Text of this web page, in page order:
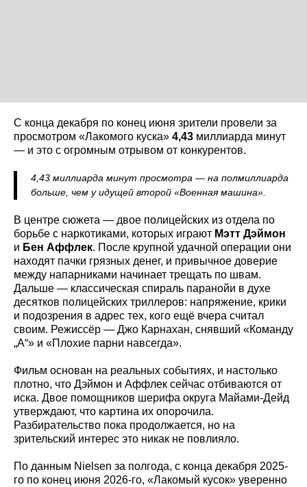
С конца декабря по конец июня зрители провели за
просмотром «Лакомого куска» 4,43 миллиарда минут
— и это с огромным отрывом от конкурентов.
4,43 миллиарда минут просмотра — на полмиллиарда
больше, чем у идущей второй «Военная машина».
В центре сюжета — двое полицейских из отдела по
борьбе с наркотиками, которых играют Мэтт Дэймон
и Бен Аффлек. После крупной удачной операции они
находят пачки грязных денег, и привычное доверие
между напарниками начинает трещать по швам.
Дальше — классическая спираль паранойи в духе
десятков полицейских триллеров: напряжение, крики
и подозрения в адрес тех, кого ещё вчера считал
своим. Режиссёр — Джо Карнахан, снявший «Команду
„А“» и «Плохие парни навсегда».
Фильм основан на реальных событиях, и настолько
плотно, что Дэймон и Аффлек сейчас отбиваются от
иска. Двое помощников шерифа округа Майами-Дейд
утверждают, что картина их опорочила.
Разбирательство пока продолжается, но на
зрительский интерес это никак не повлияло.
По данным Nielsen за полгода, с конца декабря 2025-
го по конец июня 2026-го, «Лакомый кусок» уверенно